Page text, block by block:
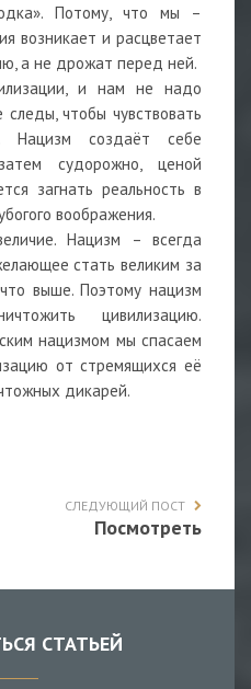
Потому, что мы –
возникает и расцветает
а не дрожат перед ней.
и нам не надо
чтобы чувствовать
создаёт себе
судорожно, ценой
загнать реальность в
воображения.
Нацизм – всегда
стать великим за
выше. Поэтому нацизм
цивилизацию.
нацизмом мы спасаем
от стремящихся её
дикарей.
СЛЕДУЮЩИЙ ПОСТ
Посмотреть
СТАТЬЕЙ